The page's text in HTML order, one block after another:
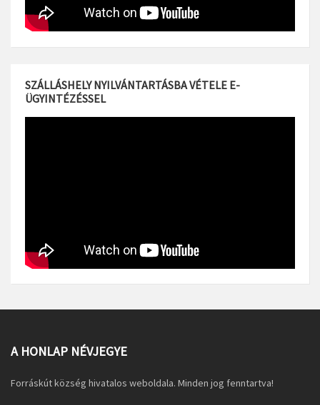
SZÁLLÁSHELY NYILVÁNTARTÁSBA VÉTELE E-
ÜGYINTÉZÉSSEL
A HONLAP NÉVJEGYE
Forráskút község hivatalos weboldala. Minden jog fenntartva!